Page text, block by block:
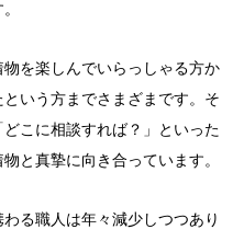
を楽しんでいらっしゃる方か
いう方までさまざまです。そ
こに相談すれば？」といった
と真摯に向き合っています。
る職人は年々減少しつつあり